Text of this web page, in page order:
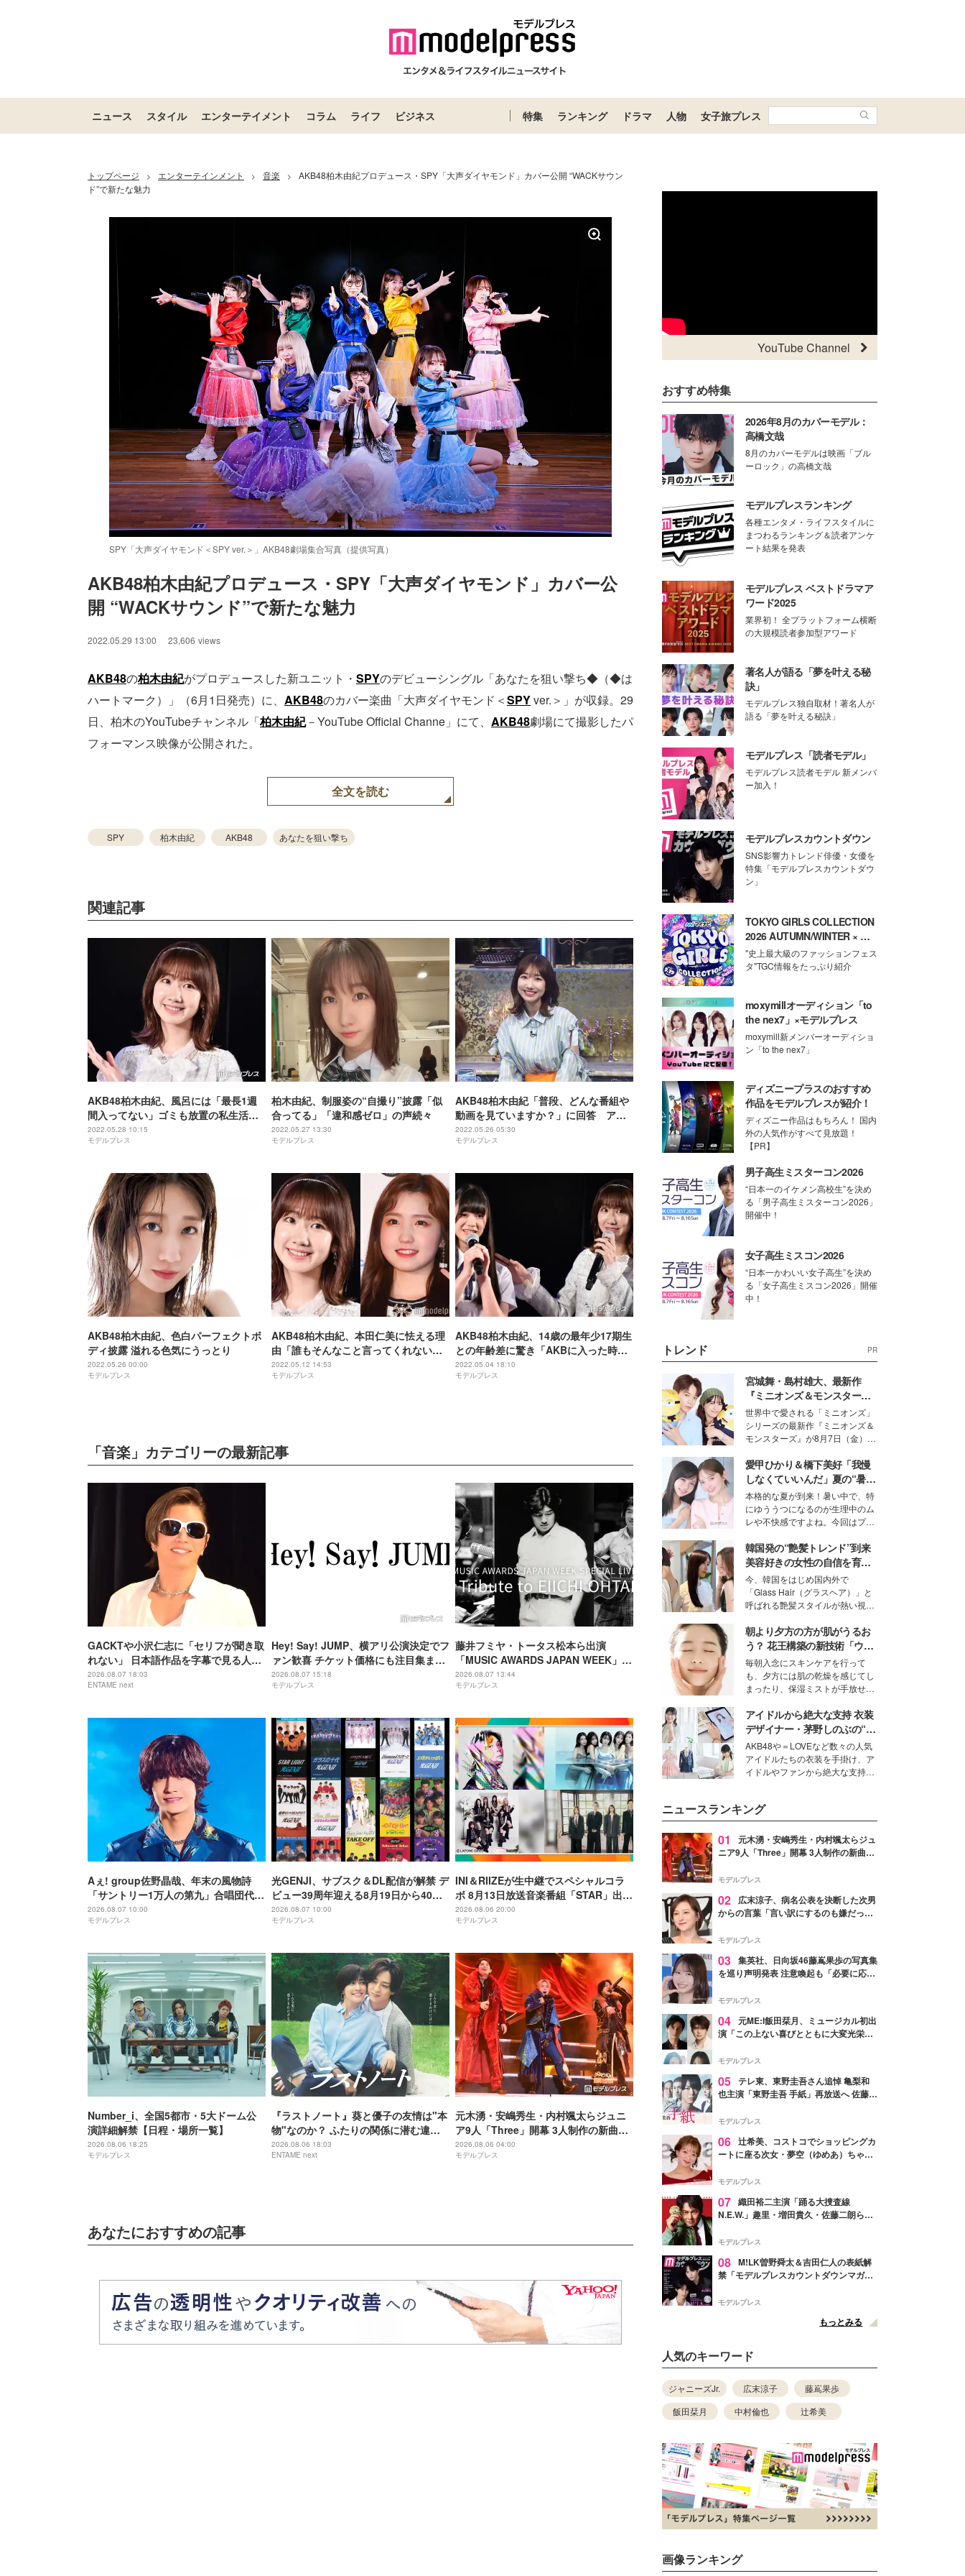
ニュース スタイル エンターテイメント コラム ライフ ビジネス 特集 ランキング ドラマ 人物 女子旅プレス
トップページ > エンターテインメント > 音楽 >
AKB48柏木由紀プロデュース・SPY「大声ダイヤモンド」カバー公開 “WACKサウン
ド”で新たな魅力
SPY「大声ダイヤモンド＜SPY ver.＞」AKB48劇場集合写真（提供写真）
Unmute / Loaded
83.55%
AKB48柏木由紀プロデュース・SPY「大声ダイヤモンド」カバー公
開 “WACKサウンド”で新たな魅力
2022.05.29 13:00 23,606 views
AKB48の柏木由紀がプロデュースした新ユニット・ SPYのデビューシングル「あなたを狙い撃ち◆（◆は
ハートマーク）」（6月1日発売）に、 AKB48のカバー楽曲「大声ダイヤモンド＜SPYver.＞」が収録。29
日、柏木のYouTubeチャンネル「柏木由紀－YouTube Official Channe」にて、 AKB48劇場にて撮影したパ
フォーマンス映像が公開された。
全文を読む
SPY 柏木由紀 AKB48 あなたを狙い撃ち
関連記事
AKB48柏木由紀、風呂には「最長1週
間入ってない」ゴミも放置の私生活に
共演者驚き
2022.05.28 10:15
モデルプレス
柏木由紀、制服姿の“自撮り”披露「似
合ってる」「違和感ゼロ」の声続々
2022.05.27 13:30
モデルプレス
AKB48柏木由紀「普段、どんな番組や
動画を見ていますか？」に回答 アイ
ドルならではの理由も
2022.05.26 05:30
モデルプレス
AKB48柏木由紀、色白パーフェクトボ
ディ披露 溢れる色気にうっとり
2022.05.26 00:00
モデルプレス
AKB48柏木由紀、本田仁美に怯える理
由「誰もそんなこと言ってくれない」
感謝も明かす
2022.05.12 14:53
モデルプレス
AKB48柏木由紀、14歳の最年少17期生
との年齢差に驚き「AKBに入った時に
まだ生まれていない子」「共通の会話
を1個も見つけられてない」
2022.05.04 18:10
モデルプレス
「音楽」カテゴリーの最新記事
GACKTや小沢仁志に「セリフが聞き取
れない」 日本語作品を字幕で見る人が
増えている背景
2026.08.07 18:03
ENTAME next
Hey! Say! JUMP、横アリ公演決定でフ
ァン歓喜 チケット価格にも注目集まる
「激アツ」「平成に戻ったみたい」
2026.08.07 15:18
モデルプレス
藤井フミヤ・トータス松本ら出演
「MUSIC AWARDS JAPAN WEEK」人
気2公演、Leminoで配信決定
2026.08.07 13:44
モデルプレス
Aぇ! group佐野晶哉、年末の風物詩
「サントリー1万人の第九」合唱団代表
に就任 3か月のレッスン経て本番に臨
む
2026.08.07 10:00
モデルプレス
光GENJI、サブスク＆DL配信が解禁 デ
ビュー39周年迎える8月19日から40周
年まで1年かけてリリース当時の日付に
順次配信予定
2026.08.07 10:00
モデルプレス
INI＆RIIZEが生中継でスペシャルコラ
ボ 8月13日放送音楽番組「STAR」出演
アーティスト発表
2026.08.06 20:00
モデルプレス
Number_i、全国5都市・5大ドーム公
演詳細解禁【日程・場所一覧】
2026.08.06 18:25
モデルプレス
『ラストノート』葵と優子の友情は"本
物"なのか？ ふたりの関係に潜む違和
感の正体
2026.08.06 18:03
ENTAME next
元木湧・安嶋秀生・内村颯太らジュニ
ア9人「Three」開幕 3人制作の新曲＆
手描きセットに込めた想い「もっと前
に進んで夢を掴みたい」【ゲネプロレ
2026.08.06 04:00
モデルプレス
あなたにおすすめの記事
YouTube Channel
おすすめ特集
2026年8月のカバーモデル：
高橋文哉
8月のカバーモデルは映画「ブル
ーロック」の高橋文哉
モデルプレスランキング
各種エンタメ・ライフスタイルに
まつわるランキング＆読者アンケ
ート結果を発表
モデルプレス ベストドラマア
ワード2025
業界初！ 全プラットフォーム横断
の大規模読者参加型アワード
著名人が語る「夢を叶える秘
訣」
モデルプレス独自取材！著名人が
語る「夢を叶える秘訣」
モデルプレス「読者モデル」
モデルプレス読者モデル 新メンバ
ー加入！
モデルプレスカウントダウン
SNS影響力トレンド俳優・女優を
特集「モデルプレスカウントダウ
ン」
TOKYO GIRLS COLLECTION
2026 AUTUMN/WINTER × モ
デルプレス
"史上最大級のファッションフェス
タ"TGC情報をたっぷり紹介
moxymillオーディション「to
the nex7」×モデルプレス
moxymill新メンバーオーディショ
ン「to the nex7」
ディズニープラスのおすすめ
作品をモデルプレスが紹介！
ディズニー作品はもちろん！ 国内
外の人気作がすべて見放題！
【PR】
男子高生ミスターコン2026
“日本一のイケメン高校生”を決め
る「男子高生ミスターコン2026」
開催中！
女子高生ミスコン2026
“日本一かわいい女子高生”を決め
る「女子高生ミスコン2026」開催
中！
トレンド PR
宮城舞・島村雄大、最新作
『ミニオンズ＆モンスター
ズ』の魅力熱弁 ハチャメチャ
だけじゃない“友情と絆”に感
動
世界中で愛される「ミニオンズ」
シリーズの最新作『ミニオンズ＆
モンスターズ』が8月7日（金）に
ニオン好き”という共通点を持つモ
デルの宮城舞と島村雄大の特別対
談をお届け！それぞれの視点か
ら、今作ならではの魅力や予想外
の感動をもたらす奥深いストーリ
ーについて熱く語り合ってもらっ
た。
愛甲ひかり＆橋下美好「我慢
しなくていいんだ」夏の“暑さ
対策”の新しい選択肢とは？
本格的な夏が到来！暑い中で、特
にゆううつになるのが生理中のム
レや不快感ですよね。今回はプラ
モデル・愛甲ひかりさんと橋下美
好さんを迎えて本音で女子会トー
ク。猛暑のお出かけを快適に過ご
すヒントや、2人が感動した夏の
生理の新常識にも迫りました。
韓国発の“艶髪トレンド”到来
美容好きの女性の自信を育む
「ヘアケア事情」って？
今、韓国をはじめ国内外で
「Glass Hair（グラスヘア）」と
呼ばれる艶髪スタイルが熱い視線
ションの完成度を高めるベースと
して、“髪そのものの美しさ”に改
めて注目する人が増えている様
子。今回は、そんな憧れの艶やか
な髪を日常で叶える、美容好きの
女性たちのヘアケア事情を紹介し
ます。
朝より夕方の方が肌がうるお
う？ 花王構築の新技術「ウォ
ーターキャプチャリングスキ
ン（捕水肌）」がスキンケア
の常識を変える予感
毎朝入念にスキンケアを行って
も、夕方には肌の乾燥を感じてし
まったり、保湿ミストが手放せな
な美容の常識を大きく変える可能
性を秘めた、革新的な「Water
Capturing Skin（ウォーターキャ
プチャリングスキン：捕水肌）」
技術を、花王が構築した。
アイドルから絶大な支持 衣装
デザイナー・茅野しのぶの“可
愛い”を作る美学＜「シチズン
クロスシー」インタビュー＞
AKB48や＝LOVEなど数々の人気
アイドルたちの衣装を手掛け、ア
イドルやファンから絶大な支持を
ター・茅野しのぶ。一人ひとりの
個性に寄り添い、魅力を引き出す
衣装作りは、多くの女性たちに勇
気と自信を与え続けている。
ニュースランキング
01
元木湧・安嶋秀生・内村颯太らジュ
ニア9人「Three」開幕 3人制作の新曲＆
進んで夢を掴みたい」【ゲネプロレポ】
モデルプレス
02
広末涼子、病名公表を決断した次男
からの言葉「言い訳にするのも嫌だっ
モデルプレス
03 集英社、日向坂46藤嶌果歩の写真集
を巡り声明発表 注意喚起も「必要に応じ
モデルプレス
04 元ME:I飯田栞月、ミュージカル初出
演「この上ない喜びとともに大変光栄」
ャスト発表
モデルプレス
05 テレ東、東野圭吾さん追悼 亀梨和
也主演「東野圭吾 手紙」再放送へ 佐藤隆
モデルプレス
06 辻希美、コストコでショッピングカ
ートに座る次女・夢空（ゆめあ）ちゃん
ぎ」「成長を感じる」の声
モデルプレス
07 織田裕二主演「踊る大捜査線
N.E.W.」趣里・増田貴久・佐藤二朗ら新
徴する“謎のキーワード”も
モデルプレス
08 M!LK曽野舜太＆吉田仁人の表紙解
禁「モデルプレスカウントダウンマガジ
モデルプレス
もっとみる
人気のキーワード
ジャニーズJr. 広末涼子
藤嶌果歩
飯田栞月
中村倫也 辻希美
画像ランキング